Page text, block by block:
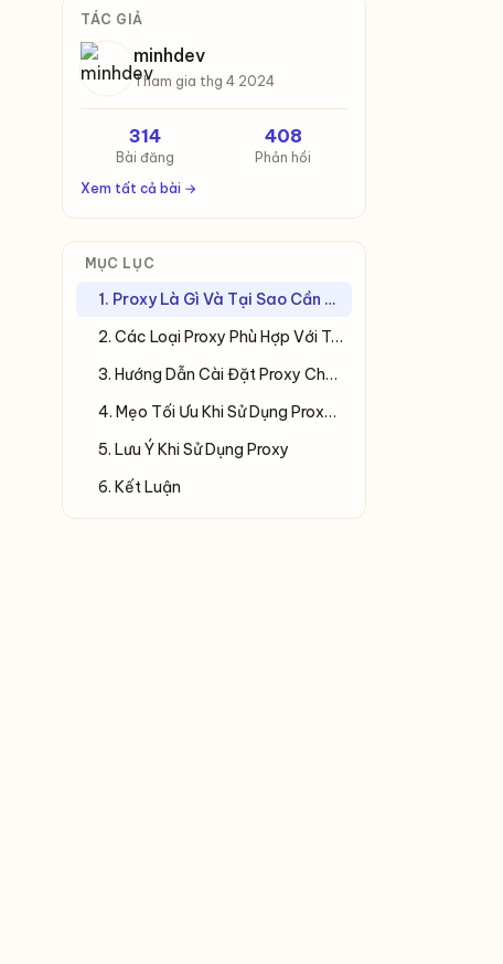
TÁC GIẢ
minhdev
Tham gia thg 4 2024
314
Bài đăng
408
Phản hồi
Xem tất cả bài →
MỤC LỤC
1. Proxy Là Gì Và Tại Sao Cần Sử Dụng Proxy Cho Telegram?
2. Các Loại Proxy Phù Hợp Với Telegram
3. Hướng Dẫn Cài Đặt Proxy Cho Telegram
4. Mẹo Tối Ưu Khi Sử Dụng Proxy Cho Telegram
5. Lưu Ý Khi Sử Dụng Proxy
6. Kết Luận